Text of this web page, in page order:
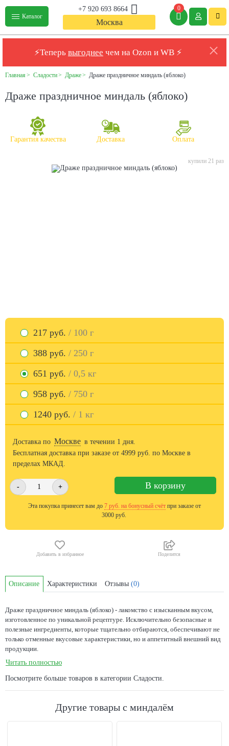
Каталог
Москва
+7 920 693 8664 0
⚡Теперь выгоднее чем на Ozon и WB ⚡
Главная Сладости Драже Драже праздничное миндаль (яблоко)
Драже праздничное миндаль (яблоко)
Гарантия качества Доставка Оплата
купили 21 раз
217 руб. / 100 г
388 руб. / 250 г
651 руб. / 0,5 кг
958 руб. / 750 г
1240 руб. / 1 кг
Доставка по Москве в течении 1 дня.
Бесплатная доставка при заказе от 4999 руб. по Москве в
пределах МКАД.
- + В корзину
Эта покупка принесет вам до 7 руб. на бонусный счёт при заказе от
3000 руб.
Добавить в избранное Поделится
Описание Характеристики Отзывы (0)
Драже праздничное миндаль (яблоко) - лакомство с изысканным вкусом,
изготовленное по уникальной рецептуре. Исключительно безопасные и
полезные ингредиенты, которые тщательно отбираются, обеспечивают не
только отменные вкусовые характеристики, но и аппетитный внешний вид
продукции.
Читать полностью
Посмотрите больше товаров в категории Сладости.
Другие товары с миндалём